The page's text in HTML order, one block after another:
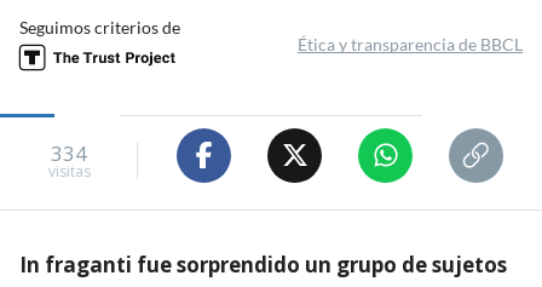
Seguimos criterios de
Ética y transparencia de BBCL
334
visitas
In fraganti fue sorprendido un grupo de sujetos